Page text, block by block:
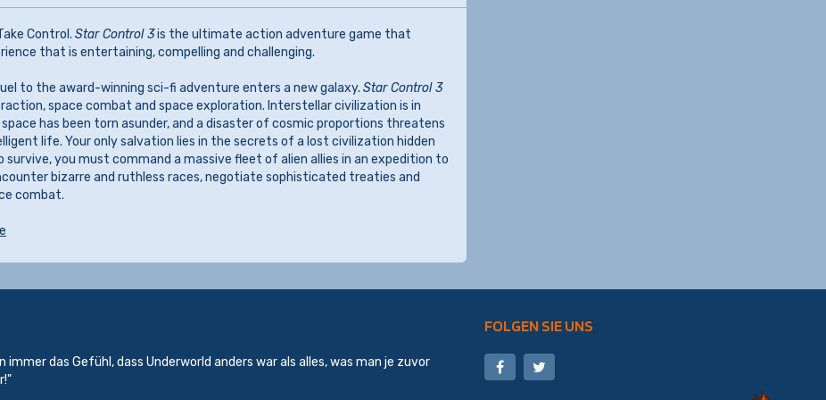
Control. Star Control 3is the ultimate action adventure game that
that is entertaining, compelling and challenging.
to the award-winning sci-fi adventure enters a new galaxy. Star Control 3
space combat and space exploration. Interstellar civilization is in
has been torn asunder, and a disaster of cosmic proportions threatens
life. Your only salvation lies in the secrets of a lost civilization hidden
you must command a massive fleet of alien allies in an expedition to
bizarre and ruthless races, negotiate sophisticated treaties and
combat.
immer das Gefühl, dass Underworld anders war als alles, was man je zuvor
FOLGEN SIE UNS